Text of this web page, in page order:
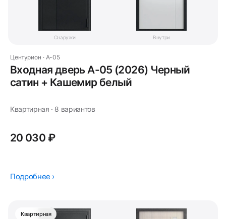
Снаружи Внутри
Центурион · A-05
Входная дверь A-05 (2026) Черный
сатин + Кашемир белый
Квартирная · 8 вариантов
20 030 ₽
Подробнее ›
Квартирная